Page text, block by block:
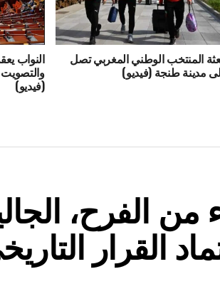
المنتخب الوطني المغربي تصل
مدينة طنجة (فيديو)
النواب
(فيديو)
الفرح،
القرار